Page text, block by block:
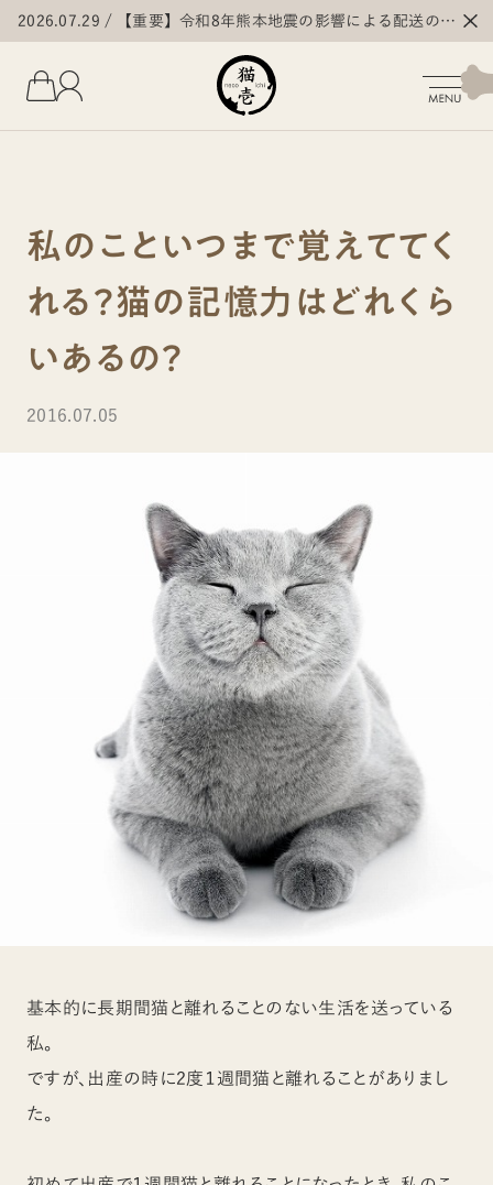
2026.07.29
【重要】令和8年熊本地震の影響による配送の遅
延・停止について
私のこといつまで覚えててく
れる？猫の記憶力はどれくら
いあるの？
2016.07.05
基本的に長期間猫と離れることのない生活を送っている
私。
ですが、出産の時に2度１週間猫と離れることがありまし
た。